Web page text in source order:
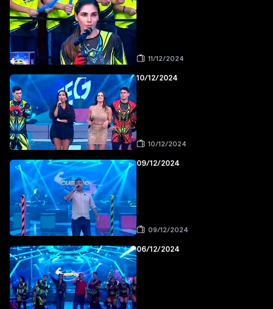
11/12/2024
10/12/2024
10/12/2024
09/12/2024
09/12/2024
06/12/2024